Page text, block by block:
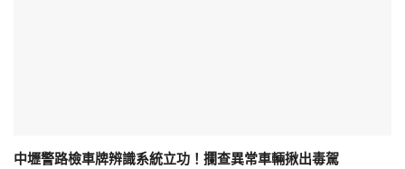
中壢警路檢車牌辨識系統立功！攔查異常車輛揪出毒駕